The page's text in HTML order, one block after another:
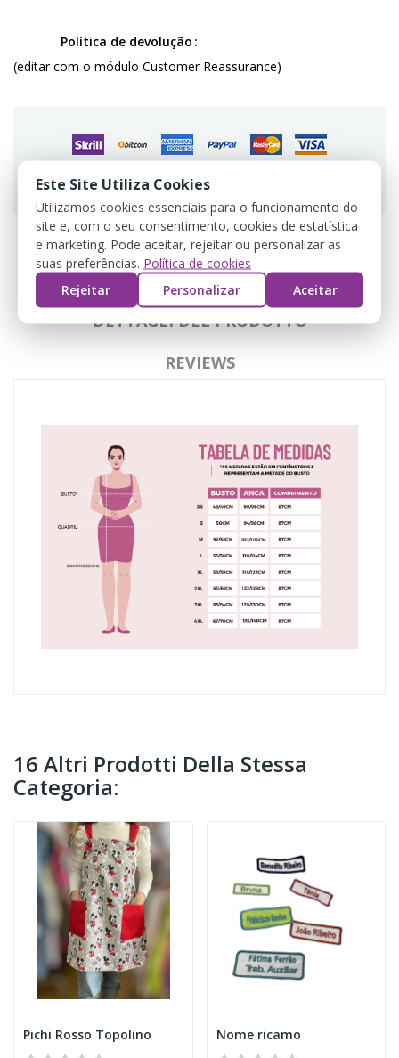
Política de devolução
(editar com o módulo Customer Reassurance)
Guarantee safe & secure checkout
DESCRIZIONE
DETTAGLI DEL PRODOTTO
REVIEWS
16 Altri Prodotti Della Stessa
Categoria:
Pichi Rosso Topolino Nome ricamo
Este Site Utiliza Cookies
Utilizamos cookies essenciais para o funcionamento do
site e, com o seu consentimento, cookies de estatística
e marketing. Pode aceitar, rejeitar ou personalizar as
suas preferências. Política de cookies
Rejeitar
Personalizar Aceitar